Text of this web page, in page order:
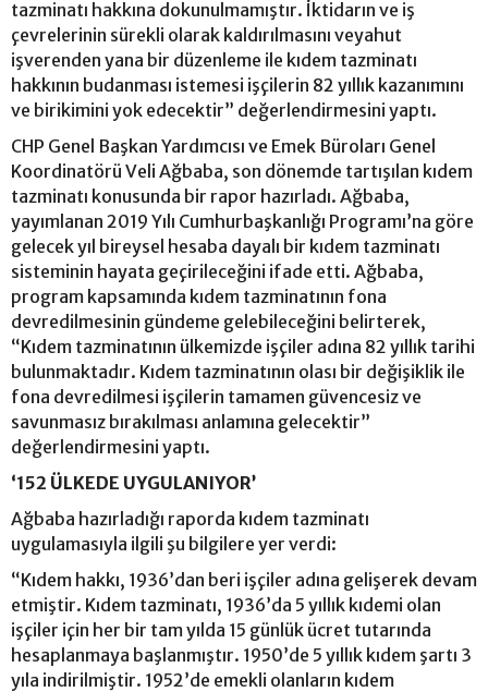
tazminatı hakkına dokunulmamıştır. İktidarın ve iş
çevrelerinin sürekli olarak kaldırılmasını veyahut
işverenden yana bir düzenleme ile kıdem tazminatı
hakkının budanması istemesi işçilerin 82 yıllık kazanımını
ve birikimini yok edecektir” değerlendirmesini yaptı.
CHP Genel Başkan Yardımcısı ve Emek Büroları Genel
Koordinatörü Veli Ağbaba, son dönemde tartışılan kıdem
tazminatı konusunda bir rapor hazırladı. Ağbaba,
yayımlanan 2019 Yılı Cumhurbaşkanlığı Programı’na göre
gelecek yıl bireysel hesaba dayalı bir kıdem tazminatı
sisteminin hayata geçirileceğini ifade etti. Ağbaba,
program kapsamında kıdem tazminatının fona
devredilmesinin gündeme gelebileceğini belirterek,
“Kıdem tazminatının ülkemizde işçiler adına 82 yıllık tarihi
bulunmaktadır. Kıdem tazminatının olası bir değişiklik ile
fona devredilmesi işçilerin tamamen güvencesiz ve
savunmasız bırakılması anlamına gelecektir”
değerlendirmesini yaptı.
‘152 ÜLKEDE UYGULANIYOR’
Ağbaba hazırladığı raporda kıdem tazminatı
uygulamasıyla ilgili şu bilgilere yer verdi:
“Kıdem hakkı, 1936’dan beri işçiler adına gelişerek devam
etmiştir. Kıdem tazminatı, 1936’da 5 yıllık kıdemi olan
işçiler için her bir tam yılda 15 günlük ücret tutarında
hesaplanmaya başlanmıştır. 1950’de 5 yıllık kıdem şartı 3
yıla indirilmiştir. 1952’de emekli olanların kıdem